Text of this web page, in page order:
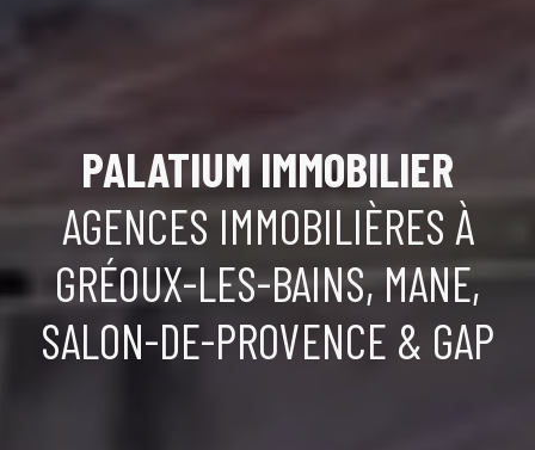
PALATIUM IMMOBILIER
AGENCES IMMOBILIÈRES À
GRÉOUX-LES-BAINS, MANE,
SALON-DE-PROVENCE & GAP